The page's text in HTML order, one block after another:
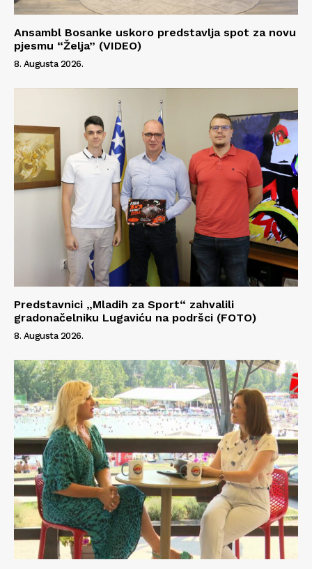
O nama
Kontakt
Ansambl Bosanke uskoro predstavlja spot za novu
pjesmu “Želja” (VIDEO)
8. Augusta 2026.
Predstavnici „Mladih za Sport“ zahvalili
gradonačelniku Lugaviću na podršci (FOTO)
8. Augusta 2026.